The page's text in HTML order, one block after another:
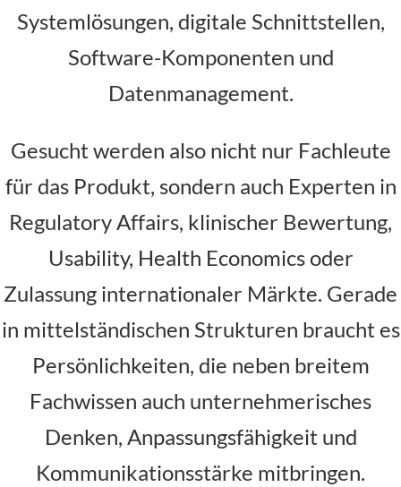
Systemlösungen, digitale Schnittstellen,
Software-Komponenten und
Datenmanagement.
Gesucht werden also nicht nur Fachleute
für das Produkt, sondern auch Experten in
Regulatory Affairs, klinischer Bewertung,
Usability, Health Economics oder
Zulassung internationaler Märkte. Gerade
in mittelständischen Strukturen braucht es
Persönlichkeiten, die neben breitem
Fachwissen auch unternehmerisches
Denken, Anpassungsfähigkeit und
Kommunikationsstärke mitbringen.